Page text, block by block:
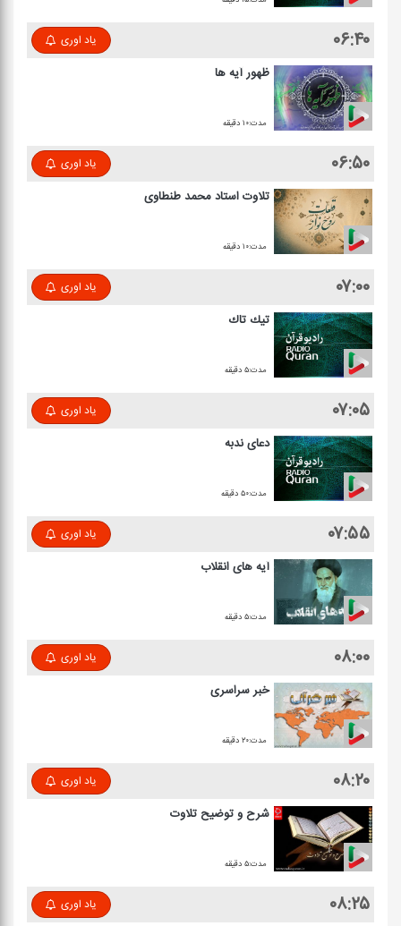
۰۶:۴۰ یاد اوری
ظهور آیه ها
مدت:۱۰ دقیقه
۰۶:۵۰ یاد اوری
تلاوت استاد محمد طنطاوی
مدت:۱۰ دقیقه
۰۷:۰۰ یاد اوری
تیك تاك
مدت:۵ دقیقه
۰۷:۰۵ یاد اوری
دعای ندبه
مدت:۵۰ دقیقه
۰۷:۵۵ یاد اوری
آیه های انقلاب
مدت:۵ دقیقه
۰۸:۰۰ یاد اوری
خبر سراسری
مدت:۲۰ دقیقه
۰۸:۲۰ یاد اوری
شرح و توضیح تلاوت
مدت:۵ دقیقه
۰۸:۲۵ یاد اوری